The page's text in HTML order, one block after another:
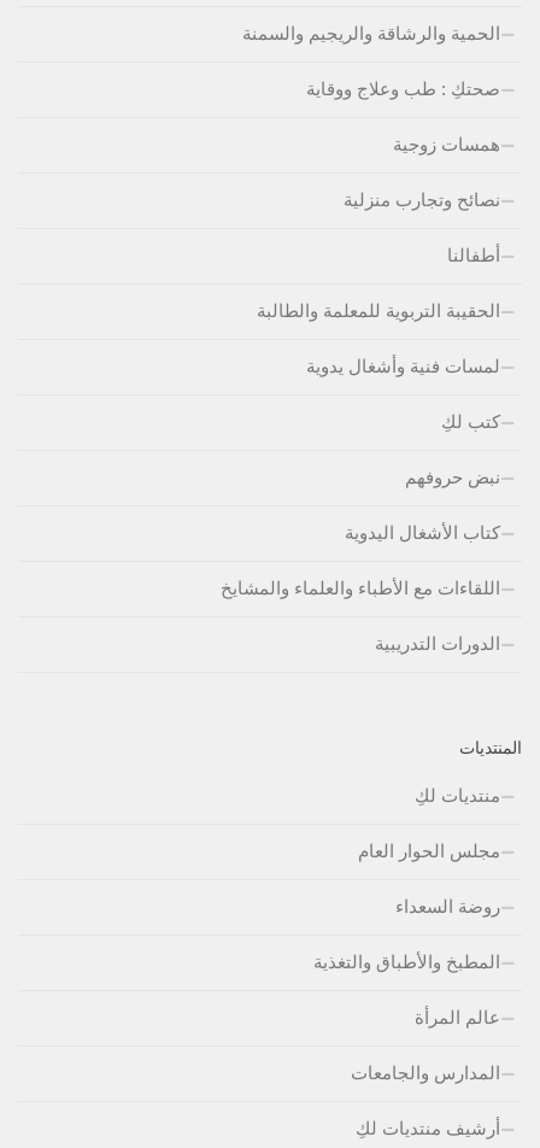
الحمية والرشاقة والريجيم والسمنة
صحتكِ : طب وعلاج ووقاية
همسات زوجية
نصائح وتجارب منزلية
أطفالنا
الحقيبة التربوية للمعلمة والطالبة
لمسات فنية وأشغال يدوية
كتب لكِ
نبض حروفهم
كتاب الأشغال اليدوية
اللقاءات مع الأطباء والعلماء والمشايخ
الدورات التدريبية
المنتديات
منتديات لكِ
مجلس الحوار العام
روضة السعداء
المطبخ والأطباق والتغذية
عالم المرأة
المدارس والجامعات
أرشيف منتديات لكِ